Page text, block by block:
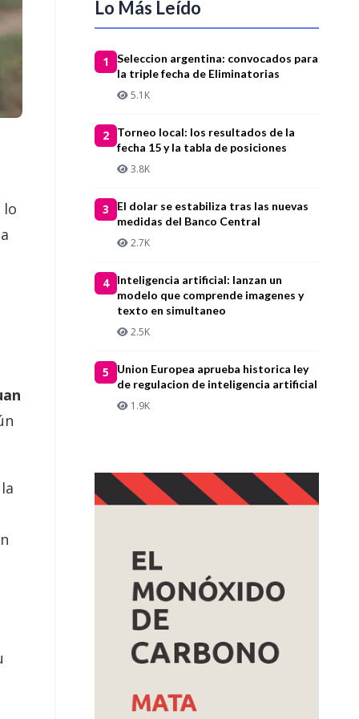
lo
Lo Más Leído
1
Seleccion argentina: convocados para
la triple fecha de Eliminatorias
5.1K
2
Torneo local: los resultados de la
fecha 15 y la tabla de posiciones
3.8K
3
El dolar se estabiliza tras las nuevas
medidas del Banco Central
2.7K
4
Inteligencia artificial: lanzan un
modelo que comprende imagenes y
texto en simultaneo
2.5K
5
Union Europea aprueba historica ley
de regulacion de inteligencia artificial
1.9K